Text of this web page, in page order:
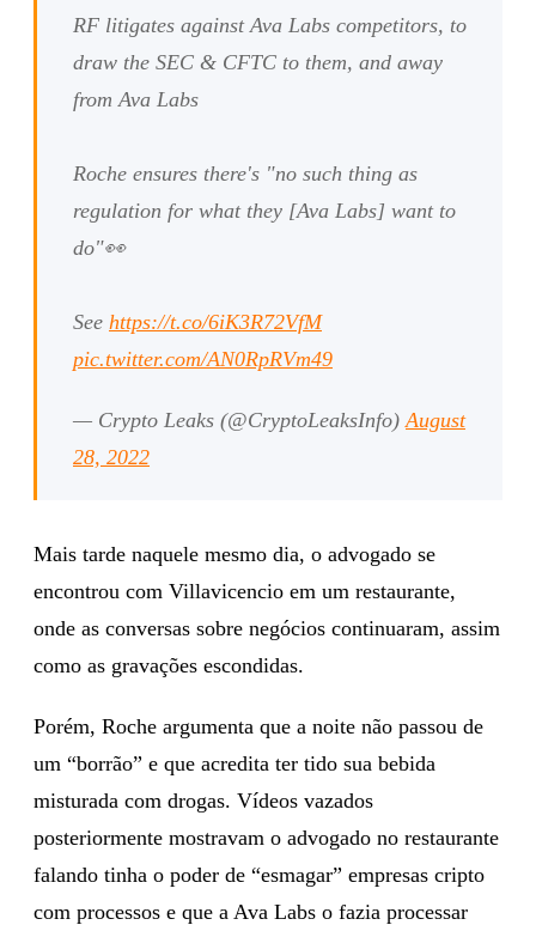
RF litigates against Ava Labs competitors, to
draw the SEC & CFTC to them, and away
from Ava Labs
Roche ensures there's "no such thing as
regulation for what they [Ava Labs] want to
do"👀
See https://t.co/6iK3R72VfM
pic.twitter.com/AN0RpRVm49
— Crypto Leaks (@CryptoLeaksInfo) August
28, 2022
Mais tarde naquele mesmo dia, o advogado se
encontrou com Villavicencio em um restaurante,
onde as conversas sobre negócios continuaram, assim
como as gravações escondidas.
Porém, Roche argumenta que a noite não passou de
um “borrão” e que acredita ter tido sua bebida
misturada com drogas. Vídeos vazados
posteriormente mostravam o advogado no restaurante
falando tinha o poder de “esmagar” empresas cripto
com processos e que a Ava Labs o fazia processar